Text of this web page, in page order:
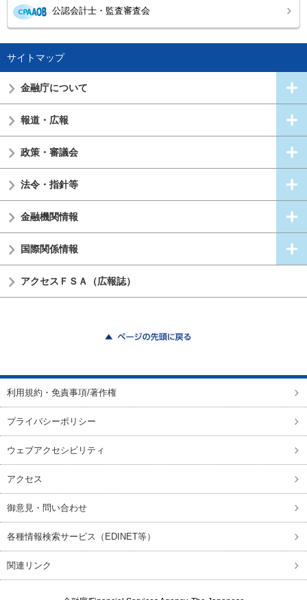
公認会計士・監査審査会
サイトマップ
金融庁について
報道・広報
政策・審議会
法令・指針等
金融機関情報
国際関係情報
アクセスＦＳＡ（広報誌）
利用規約・免責事項/著作権
プライバシーポリシー
ウェブアクセシビリティ
アクセス
御意見・問い合わせ
各種情報検索サービス（EDINET等）
関連リンク